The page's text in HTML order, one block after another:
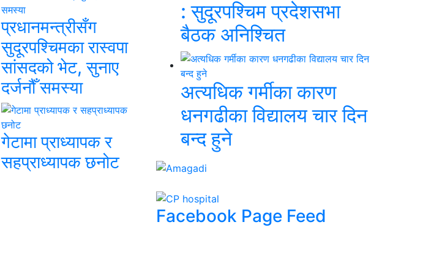
प्रधानमन्त्रीसँग
सुदूरपश्चिमका रास्वपा
सांसदको भेट, सुनाए
दर्जनौँ समस्या
गेटामा प्राध्यापक र
सहप्राध्यापक छनोट
: सुदूरपश्चिम प्रदेशसभा
बैठक अनिश्चित
अत्यधिक गर्मीका कारण
धनगढीका विद्यालय चार दिन
बन्द हुने
Facebook Page Feed